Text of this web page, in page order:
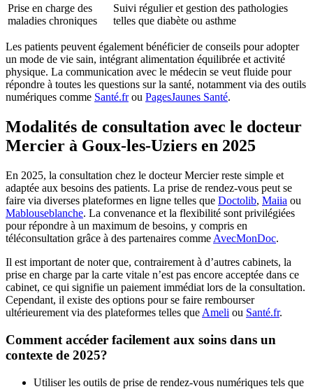
Prise en charge des
maladies chroniques
Suivi régulier et gestion des pathologies
telles que diabète ou asthme
Les patients peuvent également bénéficier de conseils pour adopter
un mode de vie sain, intégrant alimentation équilibrée et activité
physique. La communication avec le médecin se veut fluide pour
répondre à toutes les questions sur la santé, notamment via des outils
numériques comme Santé.frou PagesJaunes Santé.
Modalités de consultation avec le docteur
Mercier à Goux-les-Uziers en 2025
En 2025, la consultation chez le docteur Mercier reste simple et
adaptée aux besoins des patients. La prise de rendez-vous peut se
faire via diverses plateformes en ligne telles que Doctolib, Maiia ou
Mablouseblanche. La convenance et la flexibilité sont privilégiées
pour répondre à un maximum de besoins, y compris en
téléconsultation grâce à des partenaires comme AvecMonDoc.
Il est important de noter que, contrairement à d’autres cabinets, la
prise en charge par la carte vitale n’est pas encore acceptée dans ce
cabinet, ce qui signifie un paiement immédiat lors de la consultation.
Cependant, il existe des options pour se faire rembourser
ultérieurement via des plateformes telles que Ameli ou Santé.fr.
Comment accéder facilement aux soins dans un
contexte de 2025?
Utiliser les outils de prise de rendez-vous numériques tels que